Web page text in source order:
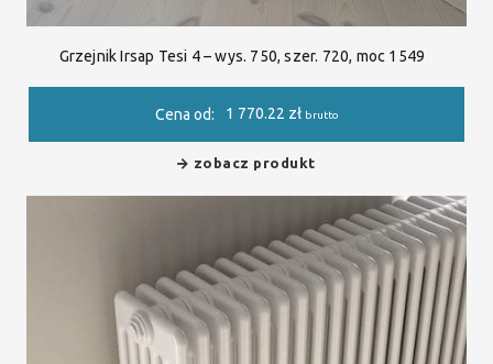
Grzejnik Irsap Tesi 4 – wys. 750, szer. 720, moc 1549
Cena od: 1 770.22 zł brutto
zobacz produkt